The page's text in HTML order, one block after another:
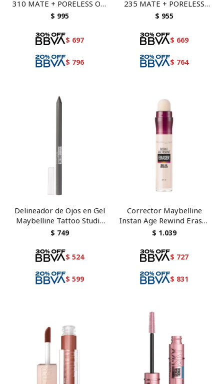
310 MATE + PORELESS OIL
CONTROL
$ 995
$ 697
$ 796
235 MATE + PORELESS
NORMAL TO OIL
$ 955
$ 669
$ 764
Delineador de Ojos en Gel
Maybelline Tattoo Studio
Liner Intense Charcoral
$ 749
$ 524
$ 599
Corrector Maybelline
Instan Age Rewind Eraser
Honey #110
$ 1.039
$ 727
$ 831